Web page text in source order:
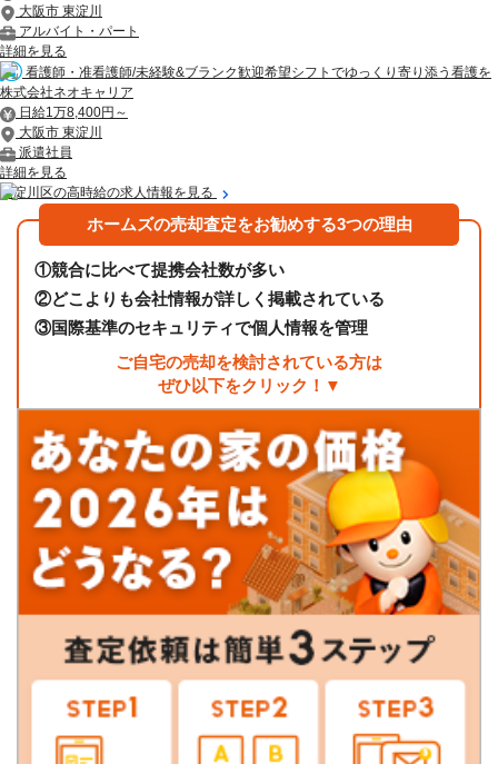
大阪市 東淀川
アルバイト・パート
詳細を見る
看護師・准看護師/未経験&ブランク歓迎希望シフトでゆっくり寄り添う看護を
株式会社ネオキャリア
日給1万8,400円～
大阪市 東淀川
派遣社員
詳細を見る
東淀川区の高時給の求人情報を見る
ホームズの売却査定をお勧めする3つの理由
①競合に比べて提携会社数が多い
②どこよりも会社情報が詳しく掲載されている
③国際基準のセキュリティで個人情報を管理
ご自宅の売却を検討されている方は
ぜひ以下をクリック！▼